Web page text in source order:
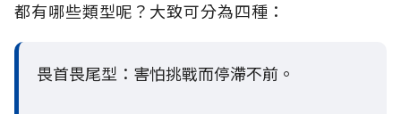
都有哪些類型呢？大致可分為四種：
畏首畏尾型：害怕挑戰而停滯不前。